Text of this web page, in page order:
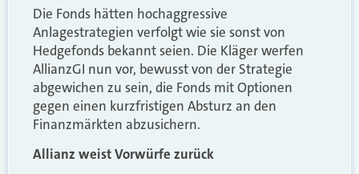
Die Fonds hätten hochaggressive
Anlagestrategien verfolgt wie sie sonst von
Hedgefonds bekannt seien. Die Kläger werfen
AllianzGI nun vor, bewusst von der Strategie
abgewichen zu sein, die Fonds mit Optionen
gegen einen kurzfristigen Absturz an den
Finanzmärkten abzusichern.
Allianz weist Vorwürfe zurück